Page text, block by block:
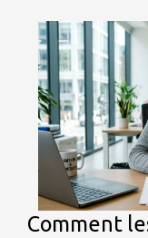
Comment